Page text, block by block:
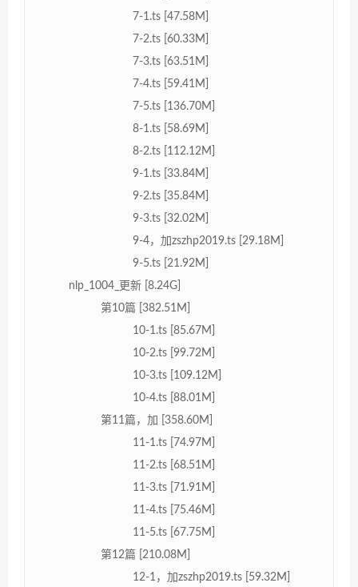
7-1.ts [47.58M]
7-2.ts [60.33M]
7-3.ts [63.51M]
7-4.ts [59.41M]
7-5.ts [136.70M]
8-1.ts [58.69M]
8-2.ts [112.12M]
9-1.ts [33.84M]
9-2.ts [35.84M]
9-3.ts [32.02M]
9-4，加zszhp2019.ts [29.18M]
9-5.ts [21.92M]
nlp_1004_更新 [8.24G]
第10篇 [382.51M]
10-1.ts [85.67M]
10-2.ts [99.72M]
10-3.ts [109.12M]
10-4.ts [88.01M]
第11篇，加 [358.60M]
11-1.ts [74.97M]
11-2.ts [68.51M]
11-3.ts [71.91M]
11-4.ts [75.46M]
11-5.ts [67.75M]
第12篇 [210.08M]
12-1，加zszhp2019.ts [59.32M]